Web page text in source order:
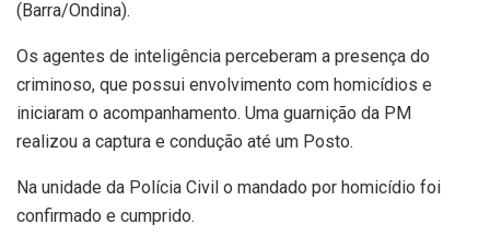
(Barra/Ondina).
Os agentes de inteligência perceberam a presença do
criminoso, que possui envolvimento com homicídios e
iniciaram o acompanhamento. Uma guarnição da PM
realizou a captura e condução até um Posto.
Na unidade da Polícia Civil o mandado por homicídio foi
confirmado e cumprido.